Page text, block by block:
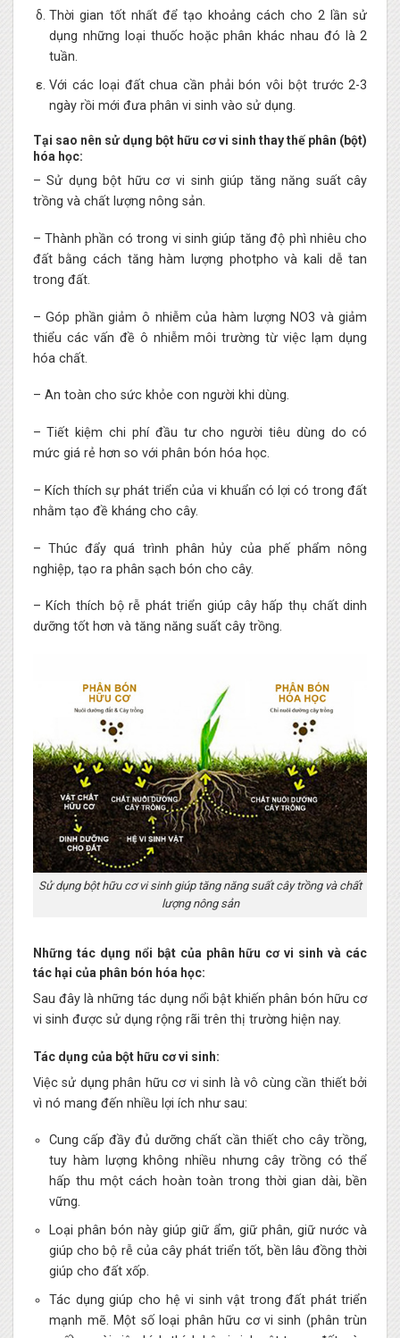
Thời gian tốt nhất để tạo khoảng cách cho 2 lần sử
dụng những loại thuốc hoặc phân khác nhau đó là 2
tuần.
Với các loại đất chua cần phải bón vôi bột trước 2-3
ngày rồi mới đưa phân vi sinh vào sử dụng.
Tại sao nên sử dụng bột hữu cơ vi sinh thay thế phân (bột)
hóa học:
– Sử dụng bột hữu cơ vi sinh giúp tăng năng suất cây
trồng và chất lượng nông sản.
– Thành phần có trong vi sinh giúp tăng độ phì nhiêu cho
đất bằng cách tăng hàm lượng photpho và kali dễ tan
trong đất.
– Góp phần giảm ô nhiễm của hàm lượng NO3 và giảm
thiểu các vấn đề ô nhiễm môi trường từ việc lạm dụng
hóa chất.
– An toàn cho sức khỏe con người khi dùng.
– Tiết kiệm chi phí đầu tư cho người tiêu dùng do có
mức giá rẻ hơn so với phân bón hóa học.
– Kích thích sự phát triển của vi khuẩn có lợi có trong đất
nhằm tạo đề kháng cho cây.
– Thúc đẩy quá trình phân hủy của phế phẩm nông
nghiệp, tạo ra phân sạch bón cho cây.
– Kích thích bộ rễ phát triển giúp cây hấp thụ chất dinh
dưỡng tốt hơn và tăng năng suất cây trồng.
Sử dụng bột hữu cơ vi sinh giúp tăng năng suất cây trồng và chất
lượng nông sản
Những tác dụng nổi bật của phân hữu cơ vi sinh và các
tác hại của phân bón hóa học:
Sau đây là những tác dụng nổi bật khiến phân bón hữu cơ
vi sinh được sử dụng rộng rãi trên thị trường hiện nay.
Tác dụng của bột hữu cơ vi sinh:
Việc sử dụng phân hữu cơ vi sinh là vô cùng cần thiết bởi
vì nó mang đến nhiều lợi ích như sau:
Cung cấp đầy đủ dưỡng chất cần thiết cho cây trồng,
tuy hàm lượng không nhiều nhưng cây trồng có thể
hấp thu một cách hoàn toàn trong thời gian dài, bền
vững.
Loại phân bón này giúp giữ ẩm, giữ phân, giữ nước và
giúp cho bộ rễ của cây phát triển tốt, bền lâu đồng thời
giúp cho đất xốp.
Tác dụng giúp cho hệ vi sinh vật trong đất phát triển
mạnh mẽ. Một số loại phân hữu cơ vi sinh (phân trùn